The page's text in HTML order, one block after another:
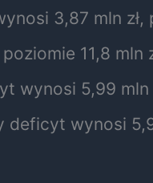
3,87 mln
11,8
wynosi 5,99 mln
deficyt wynosi